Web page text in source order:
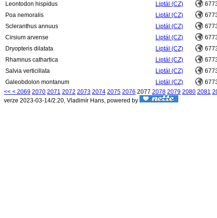
Leontodon hispidus
Liptál (CZ)
Poa nemoralis
Liptál (CZ)
Scleranthus annuus
Liptál (CZ)
Cirsium arvense
Liptál (CZ)
Dryopteris dilatata
Liptál (CZ)
Rhamnus cathartica
Liptál (CZ)
Salvia verticillata
Liptál (CZ)
Galeobdolon montanum
Liptál (CZ)
<< < 2069 2070 2071 2072 2073 2074 2075 2076 2077 2078 2079 2080 2081
verze 2023-03-14/2.20, Vladimír Hans, powered by